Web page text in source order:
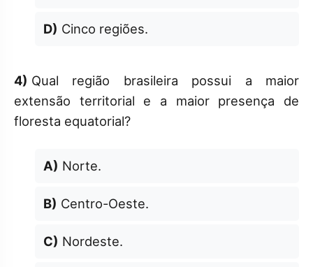
D) Cinco regiões.
4) Qual região brasileira possui a maior
extensão territorial e a maior presença de
floresta equatorial?
A) Norte.
B) Centro-Oeste.
C) Nordeste.